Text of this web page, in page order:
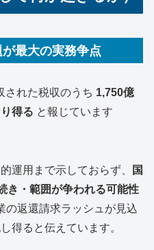
最大の実務争点
された税収のうち 1,750億
得る と報じています
運用まで示しておらず、
国
き・範囲が争われる可能性
の返還請求ラッシュが見込
得ると伝えています。